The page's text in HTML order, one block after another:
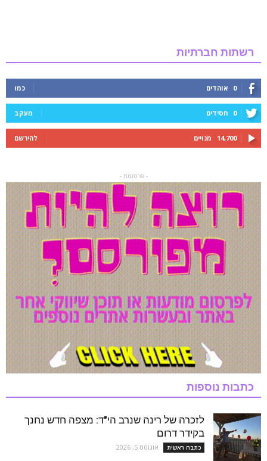
רשתות חברתיות
0 אוהדים כמו
0 חסידים מעקב
14,700 מנויים להירשם
- פרסומת -
כתבות נוספות
לזכרה של רינה שנרב הי"ד: מצפה חדש נחנך
בקידר דרום
כתבה ראשית אוגוסט 5, 2026